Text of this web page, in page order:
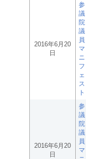
2016年6月20
日
参
議
院
議
員
マ
ニ
フ
ェ
ス
ト
2016年6月20
日
参
議
院
議
員
マ